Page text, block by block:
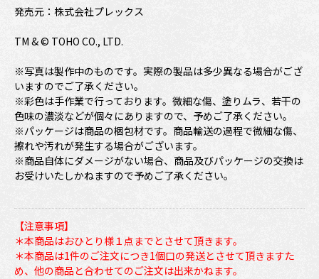
発売元：株式会社プレックス
TM & © TOHO CO., LTD.
※写真は製作中のものです。実際の製品は多少異なる場合がござ
いますのでご了承ください。
※彩色は手作業で行っております。微細な傷、塗りムラ、若干の
色味の濃淡などが個々にありますので、予めご了承ください。
※パッケージは商品の梱包材です。商品輸送の過程で微細な傷、
擦れや汚れが発生する場合がございます。
※商品自体にダメージがない場合、商品及びパッケージの交換は
お受けいたしかねますので予めご了承ください。
【注意事項】
＊本商品はおひとり様１点までとさせて頂きます。
＊本商品は1件のご注文につき1個口の発送とさせて頂きますた
め、他の商品と合わせてのご注文は出来かねます。